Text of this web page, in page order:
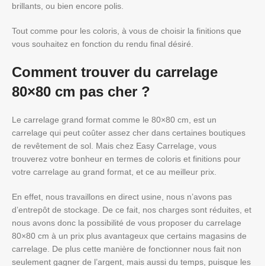
brillants, ou bien encore polis.
Tout comme pour les coloris, à vous de choisir la finitions que
vous souhaitez en fonction du rendu final désiré.
Comment trouver du carrelage
80×80 cm pas cher ?
Le carrelage grand format comme le 80×80 cm, est un
carrelage qui peut coûter assez cher dans certaines boutiques
de revêtement de sol. Mais chez Easy Carrelage, vous
trouverez votre bonheur en termes de coloris et finitions pour
votre carrelage au grand format, et ce au meilleur prix.
En effet, nous travaillons en direct usine, nous n’avons pas
d’entrepôt de stockage. De ce fait, nos charges sont réduites, et
nous avons donc la possibilité de vous proposer du carrelage
80×80 cm à un prix plus avantageux que certains magasins de
carrelage. De plus cette manière de fonctionner nous fait non
seulement gagner de l’argent, mais aussi du temps, puisque les